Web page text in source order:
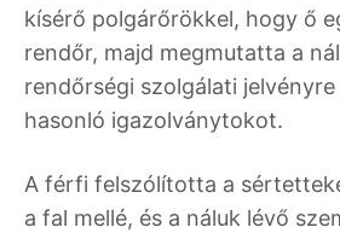
kísérő polgárőrökkel, hogy ő
rendőr, majd megmutatta a
rendőrségi szolgálati
hasonló igazolványtokot.
A férfi felszólította a
a fal mellé, és a náluk lévő